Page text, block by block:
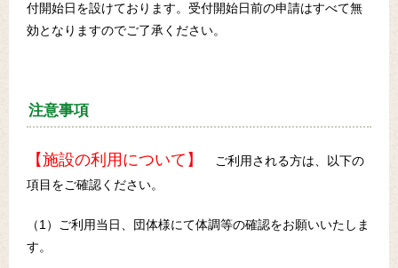
付開始日を設けております。受付開始日前の申請はすべて無
効となりますのでご了承ください。
注意事項
【施設の利用について】
ご利用される方は、以下の
項目をご確認ください。
（1）ご利用当日、団体様にて体調等の確認をお願いいたしま
す。